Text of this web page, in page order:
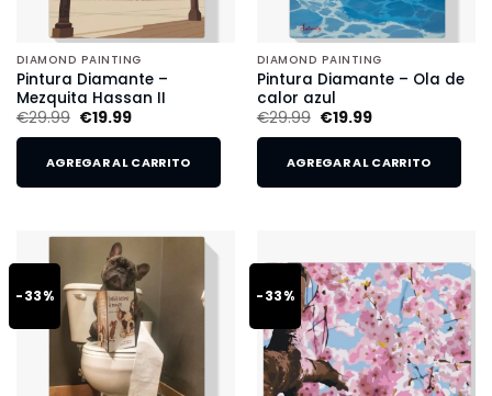
DIAMOND PAINTING
Pintura Diamante –
Mezquita Hassan II
€29.99 €19.99
AGREGAR AL CARRITO
DIAMOND PAINTING
Pintura Diamante – Ola de
calor azul
€29.99 €19.99
AGREGAR AL CARRITO
-33% -33%